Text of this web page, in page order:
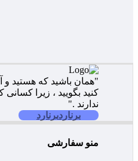
"همان باشید که هستید
کنید بگویید ، زیرا
ندارند ."
برناردبرنارد
منو سفارشی